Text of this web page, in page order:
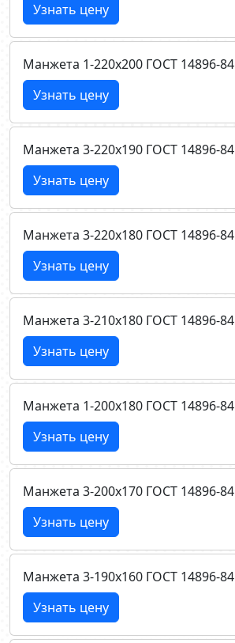
Узнать цену
Манжета 1-220х200 ГОСТ 14896-84
Узнать цену
Манжета 3-220х190 ГОСТ 14896-84
Узнать цену
Манжета 3-220х180 ГОСТ 14896-84
Узнать цену
Манжета 3-210х180 ГОСТ 14896-84
Узнать цену
Манжета 1-200х180 ГОСТ 14896-84
Узнать цену
Манжета 3-200х170 ГОСТ 14896-84
Узнать цену
Манжета 3-190х160 ГОСТ 14896-84
Узнать цену